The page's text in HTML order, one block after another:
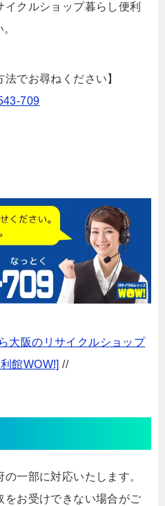
イクルショップ暮らし便利
法でお尋ねください】
709
大阪のリサイクルショップ
館WOW!] //
一部に対応いたします。
お受けできない場合がご